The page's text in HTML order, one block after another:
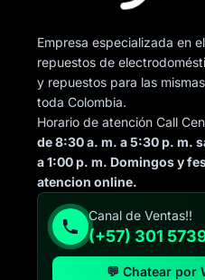
Empresa especializada en
repuestos de
y repuestos para las
toda Colombia.
Horario de atención Call
de 8:30 a. m. a 5:30 p. m.
a 1:00 p. m. Domingos y
atencion online.
Canal de Ventas!!
(+57) 301
💬 Chatear por